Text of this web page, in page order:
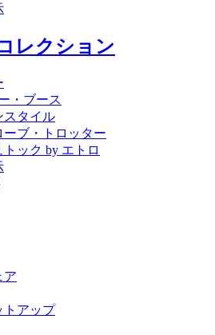
レクション
・ブース
スタイル
ーブ・トロッター
ック by エトロ
ア
トアップ